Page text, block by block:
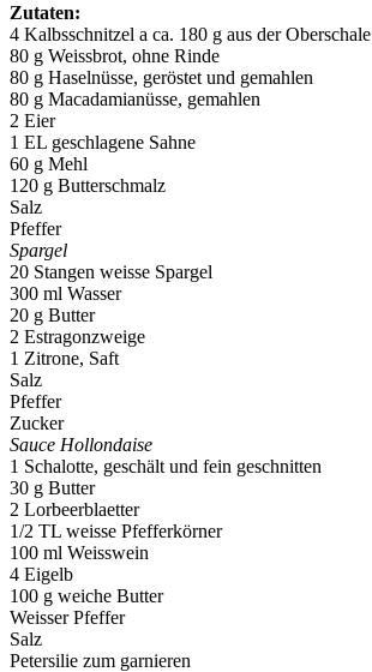
Zutaten:
4 Kalbsschnitzel a ca. 180 g aus der Oberschale
80 g Weissbrot, ohne Rinde
80 g Haselnüsse, geröstet und gemahlen
80 g Macadamianüsse, gemahlen
2 Eier
1 EL geschlagene Sahne
60 g Mehl
120 g Butterschmalz
Salz
Pfeffer
Spargel
20 Stangen weisse Spargel
300 ml Wasser
20 g Butter
2 Estragonzweige
1 Zitrone, Saft
Salz
Pfeffer
Zucker
Sauce Hollondaise
1 Schalotte, geschält und fein geschnitten
30 g Butter
2 Lorbeerblaetter
1/2 TL weisse Pfefferkörner
100 ml Weisswein
4 Eigelb
100 g weiche Butter
Weisser Pfeffer
Salz
Petersilie zum garnieren